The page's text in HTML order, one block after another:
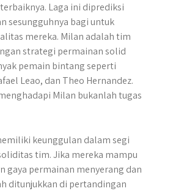
Laga ini diprediksi
sesungguhnya bagi untuk
mereka. Milan adalah tim
strategi permainan solid
pemain bintang seperti
Leao, dan Theo Hernandez.
Milan bukanlah tugas
keunggulan dalam segi
tim. Jika mereka mampu
gaya permainan menyerang dan
ditunjukkan di pertandingan